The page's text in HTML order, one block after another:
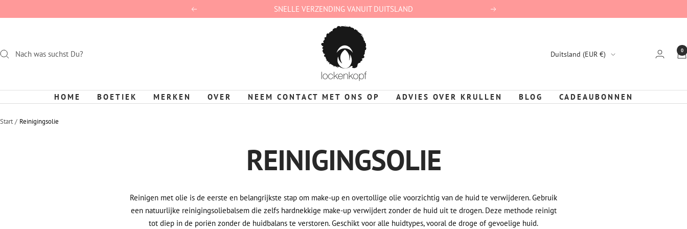
naar
Terug SNELLE VERZENDING VANUIT DUITSLAND
Vervolg
lockenkopf
Deutschland
Land/Region
Duitsland (EUR €) 0
HOME BOETIEK MERKEN OVER NEEM CONTACT MET ONS OP ADVIES OVER KRULLEN BLOG CADEAUBONNEN
Start Reinigingsolie
REINIGINGSOLIE
Reinigen met olie is de eerste en belangrijkste stap om make-up en overtollige olie voorzichtig van de huid te verwijderen. Gebruik
een natuurlijke reinigingsoliebalsem die zelfs hardnekkige make-up verwijdert zonder de huid uit te drogen. Deze methode reinigt
tot diep in de poriën zonder de huidbalans te verstoren. Geschikt voor alle huidtypes, vooral de droge of gevoelige huid.